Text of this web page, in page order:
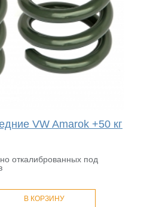
VW Amarok +50 кг
откалиброванных под
В КОРЗИНУ